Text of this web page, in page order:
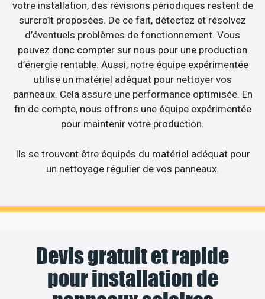
votre installation, des révisions périodiques restent de
surcroît proposées. De ce fait, détectez et résolvez
d’éventuels problèmes de fonctionnement. Vous
pouvez donc compter sur nous pour une production
d’énergie rentable. Aussi, notre équipe expérimentée
utilise un matériel adéquat pour nettoyer vos
panneaux. Cela assure une performance optimisée. En
fin de compte, nous offrons une équipe expérimentée
pour maintenir votre production.
Ils se trouvent être équipés du matériel adéquat pour
un nettoyage régulier de vos panneaux.
Devis gratuit et rapide
pour installation de